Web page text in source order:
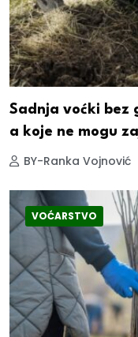
Sadnja voćki bez
a koje ne mogu
BY-Ranka Vojnović
VOĆARSTVO